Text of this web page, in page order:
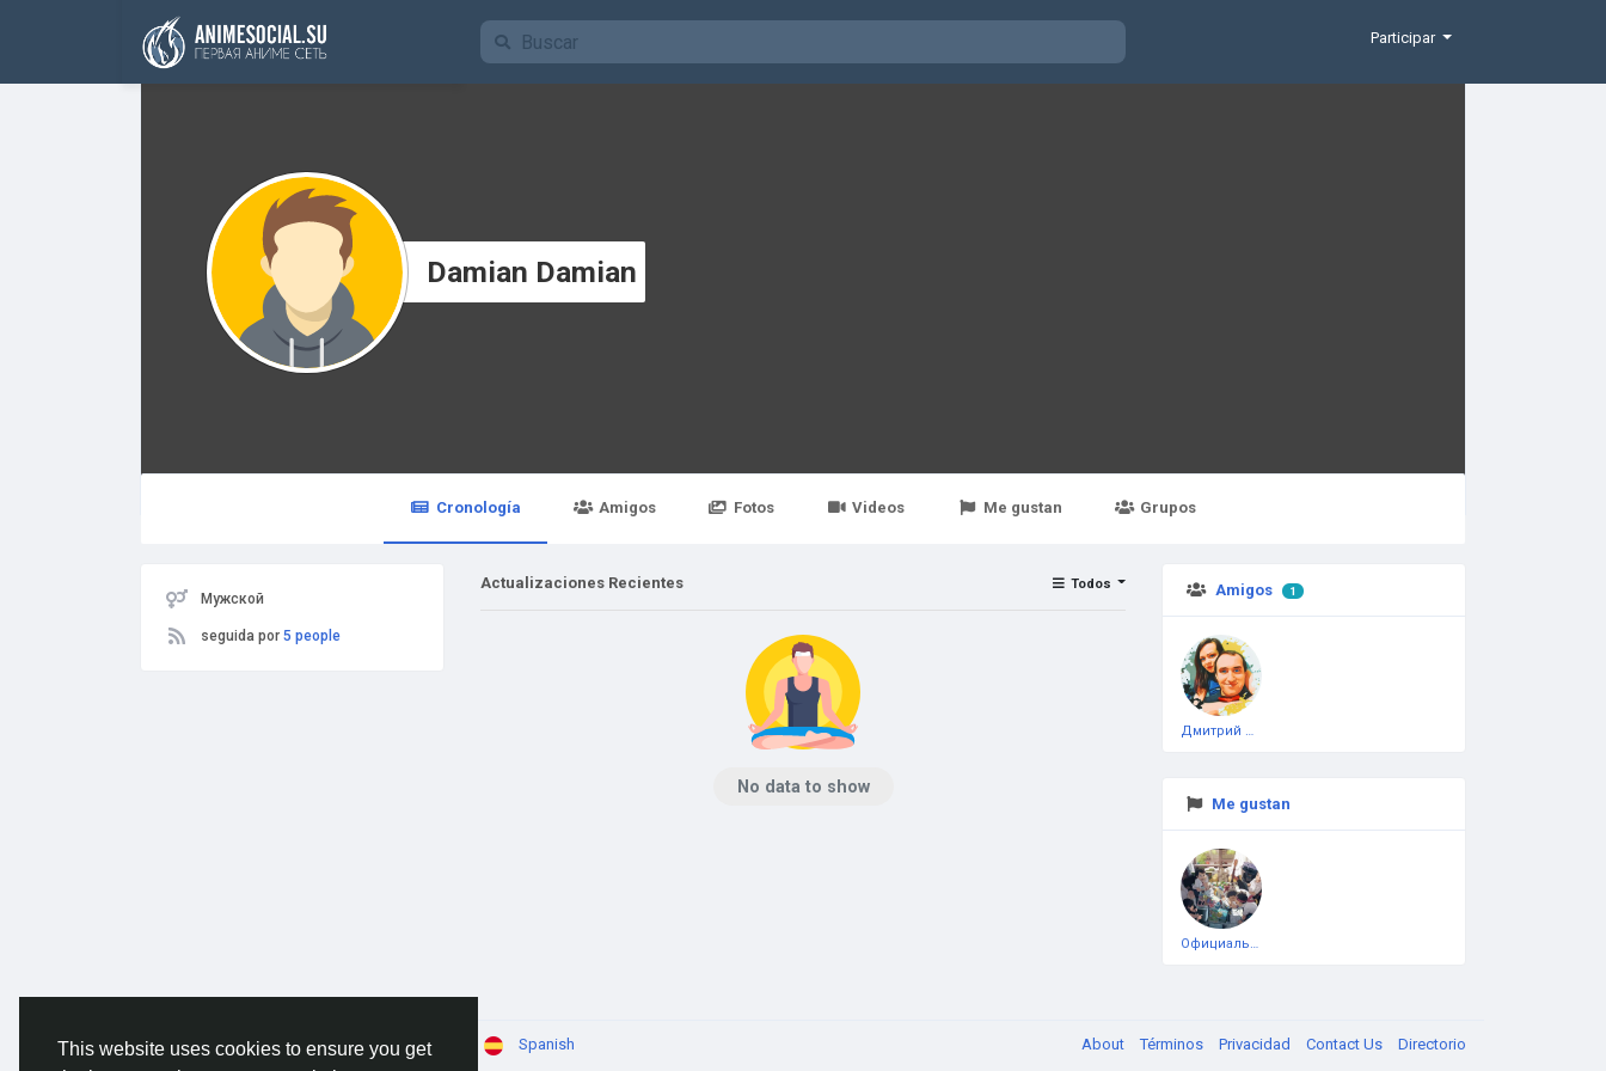
This website uses cookies to ensure you get
Funding
Participar
Damian Damian
Cronología Amigos Fotos Videos Me gustan Grupos
Мужской
seguida por 5 people
Amigos 1
Дмитрий Чеботарёв
Me gustan
Официальная тестовая страница
Actualizaciones Recientes Todos
No data to show
© 2026 AnimeSocial.SU - Первая аниме сеть! Spanish About Términos Privacidad Contact Us Directorio